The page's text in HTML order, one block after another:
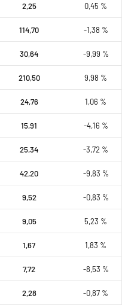
2,25 0,45 %
114,70 -1,38 %
30,64 -9,99 %
210,50 9,98 %
24,76 1,06 %
15,91 -4,16 %
25,34 -3,72 %
42,20 -9,83 %
9,52 -0,83 %
9,05 5,23 %
1,67 1,83 %
7,72 -8,53 %
2,28 -0,87 %